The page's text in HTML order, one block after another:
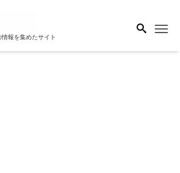
報を集めたサイト